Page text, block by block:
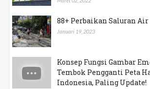
88+ Perbaikan Saluran Air
Januari 19, 2023
Konsep Fungsi Gambar
Tembok Pengganti Peta
Indonesia, Paling Update!